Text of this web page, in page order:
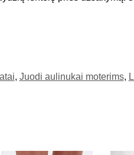
, Juodi aulinukai moterims,